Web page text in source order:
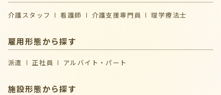
介護スタッフ 看護師 介護支援専門員 理学療法士
雇用形態から探す
派遣 正社員 アルバイト・パート
施設形態から探す